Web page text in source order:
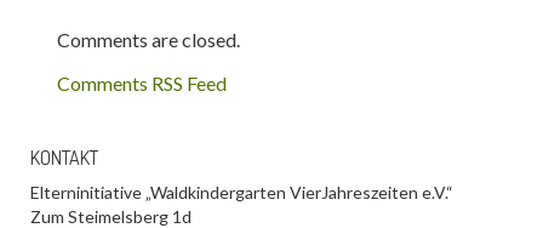
Comments are closed.
Comments RSS Feed
KONTAKT
Elterninitiative „Waldkindergarten VierJahreszeiten e.V.“
Zum Steimelsberg 1d